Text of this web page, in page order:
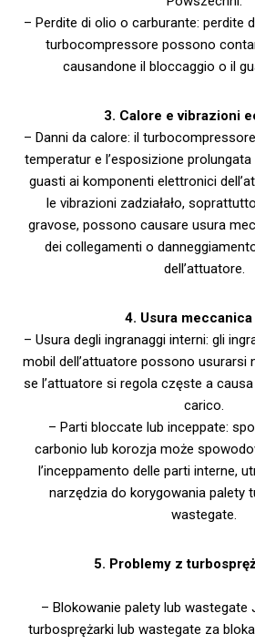
– Perdite di olio o carburante: perdite
turbocompressore possono
causandone il bloccaggio o il
3. Calore e vibrazioni
– Danni da calore: il
temperatur e l’esposizione
guasti ai komponenti elettronici
le vibrazioni zadziałało,
gravose, possono causare usura
dei collegamenti o
dell’attuatore.
4. Usura meccanica
– Usura degli ingranaggi interni: gli
mobil dell’attuatore possono usurarsi
se l’attuatore si regola częste a
carico.
– Parti bloccate lub inceppate:
carbonio lub korozja może
l’inceppamento delle parti interne,
narzędzia do korygowania palety
wastegate.
5. Problemy z
– Blokowanie palety lub wastegate
turbosprężarki lub wastegate za